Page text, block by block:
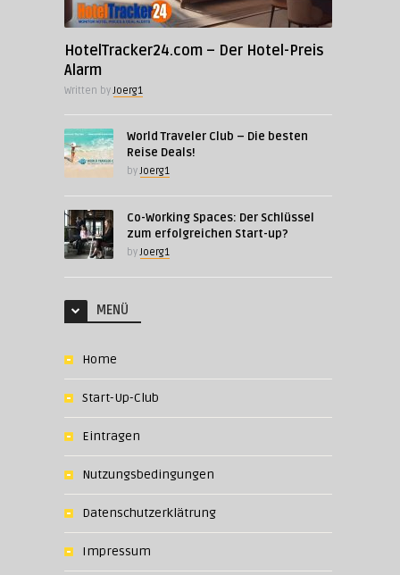
HotelTracker24.com – Der Hotel-Preis
Alarm
Written byJoerg1
World Traveler Club – Die besten
Reise Deals!
byJoerg1
Co-Working Spaces: Der Schlüssel
zum erfolgreichen Start-up?
byJoerg1
MENÜ
Home
Start-Up-Club
Eintragen
Nutzungsbedingungen
Datenschutzerklätrung
Impressum